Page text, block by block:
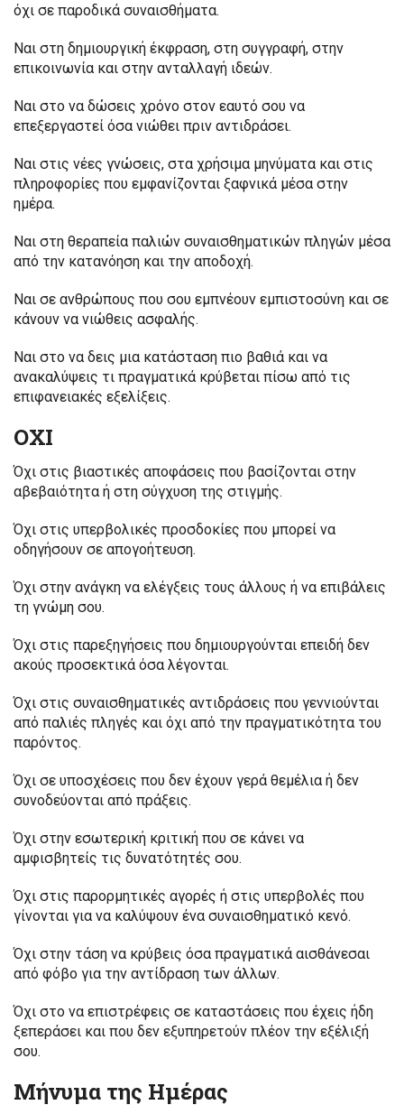
όχι σε παροδικά συναισθήματα.
Ναι στη δημιουργική έκφραση, στη συγγραφή, στην
επικοινωνία και στην ανταλλαγή ιδεών.
Ναι στο να δώσεις χρόνο στον εαυτό σου να
επεξεργαστεί όσα νιώθει πριν αντιδράσει.
Ναι στις νέες γνώσεις, στα χρήσιμα μηνύματα και στις
πληροφορίες που εμφανίζονται ξαφνικά μέσα στην
ημέρα.
Ναι στη θεραπεία παλιών συναισθηματικών πληγών μέσα
από την κατανόηση και την αποδοχή.
Ναι σε ανθρώπους που σου εμπνέουν εμπιστοσύνη και σε
κάνουν να νιώθεις ασφαλής.
Ναι στο να δεις μια κατάσταση πιο βαθιά και να
ανακαλύψεις τι πραγματικά κρύβεται πίσω από τις
επιφανειακές εξελίξεις.
ΟΧΙ
Όχι στις βιαστικές αποφάσεις που βασίζονται στην
αβεβαιότητα ή στη σύγχυση της στιγμής.
Όχι στις υπερβολικές προσδοκίες που μπορεί να
οδηγήσουν σε απογοήτευση.
Όχι στην ανάγκη να ελέγξεις τους άλλους ή να επιβάλεις
τη γνώμη σου.
Όχι στις παρεξηγήσεις που δημιουργούνται επειδή δεν
ακούς προσεκτικά όσα λέγονται.
Όχι στις συναισθηματικές αντιδράσεις που γεννιούνται
από παλιές πληγές και όχι από την πραγματικότητα του
παρόντος.
Όχι σε υποσχέσεις που δεν έχουν γερά θεμέλια ή δεν
συνοδεύονται από πράξεις.
Όχι στην εσωτερική κριτική που σε κάνει να
αμφισβητείς τις δυνατότητές σου.
Όχι στις παρορμητικές αγορές ή στις υπερβολές που
γίνονται για να καλύψουν ένα συναισθηματικό κενό.
Όχι στην τάση να κρύβεις όσα πραγματικά αισθάνεσαι
από φόβο για την αντίδραση των άλλων.
Όχι στο να επιστρέφεις σε καταστάσεις που έχεις ήδη
ξεπεράσει και που δεν εξυπηρετούν πλέον την εξέλιξή
σου.
Μήνυμα της Ημέρας